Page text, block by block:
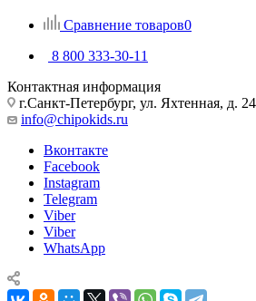
Сравнение товаров0
8 800 333-30-11
Контактная информация
г.Санкт-Петербург, ул. Яхтенная, д.
info@chipokids.ru
Вконтакте
Facebook
Instagram
Telegram
Viber
Viber
WhatsApp